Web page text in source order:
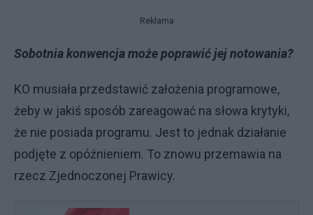
Reklama
Sobotnia konwencja może poprawić jej notowania?
KO musiała przedstawić założenia programowe,
żeby w jakiś sposób zareagować na słowa krytyki,
że nie posiada programu. Jest to jednak działanie
podjęte z opóźnieniem. To znowu przemawia na
rzecz Zjednoczonej Prawicy.